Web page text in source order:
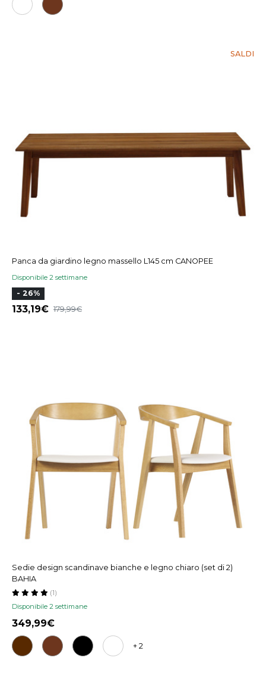
SALDI
Panca da giardino legno massello L145 cm CANOPEE
Disponibile 2 settimane
- 26%
133,19 179,99
Sedie design scandinave bianche e legno chiaro (set di 2)
BAHIA
Disponibile 2 settimane
(1)
349,99
+ 2